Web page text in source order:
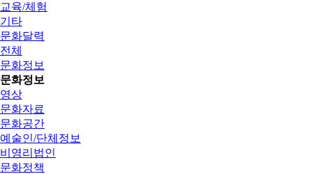
교육/체험
기타
문화달력
전체
문화정보
문화정보
영상
문화자료
문화공간
예술인/단체정보
비영리법인
문화정책